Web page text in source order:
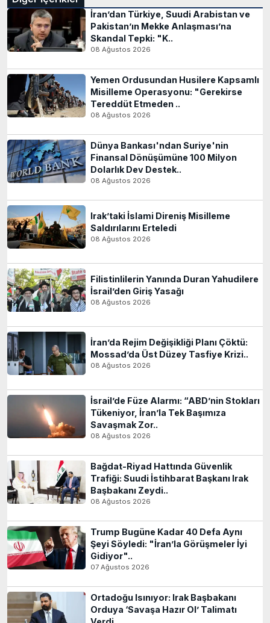
İran’dan Türkiye, Suudi Arabistan ve
Pakistan’ın Mekke Anlaşması’na
Skandal Tepki: "K..
08 Ağustos 2026
Yemen Ordusundan Husilere Kapsamlı
Misilleme Operasyonu: "Gerekirse
Tereddüt Etmeden ..
08 Ağustos 2026
Dünya Bankası'ndan Suriye'nin
Finansal Dönüşümüne 100 Milyon
Dolarlık Dev Destek..
08 Ağustos 2026
Irak’taki İslami Direniş Misilleme
Saldırılarını Erteledi
08 Ağustos 2026
Filistinlilerin Yanında Duran Yahudilere
İsrail’den Giriş Yasağı
08 Ağustos 2026
İran’da Rejim Değişikliği Planı Çöktü:
Mossad’da Üst Düzey Tasfiye Krizi..
08 Ağustos 2026
İsrail’de Füze Alarmı: “ABD’nin Stokları
Tükeniyor, İran’la Tek Başımıza
Savaşmak Zor..
08 Ağustos 2026
Bağdat-Riyad Hattında Güvenlik
Trafiği: Suudi İstihbarat Başkanı Irak
Başbakanı Zeydi..
08 Ağustos 2026
Trump Bugüne Kadar 40 Defa Aynı
Şeyi Söyledi: "İran’la Görüşmeler İyi
Gidiyor"..
07 Ağustos 2026
Ortadoğu Isınıyor: Irak Başbakanı
Orduya ‘Savaşa Hazır Ol’ Talimatı